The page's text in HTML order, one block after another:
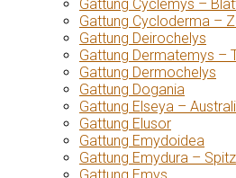
Gattung Cyclemys –
Gattung Cycloderma –
Gattung Deirochelys
Gattung Dermatemys –
Gattung Dermochelys
Gattung Dogania
Gattung Elseya –
Gattung Elusor
Gattung Emydoidea
Gattung Emydura –